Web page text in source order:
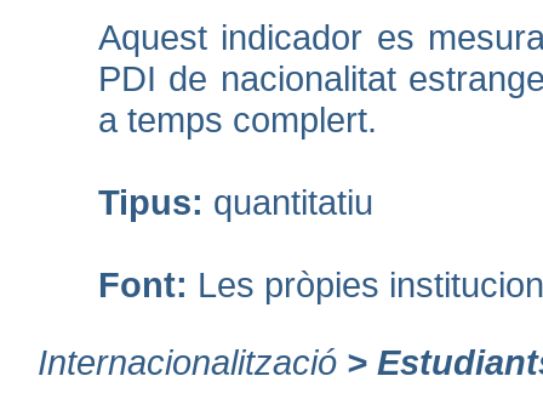
Aquest indicador es
PDI de nacionalitat
a temps complert.
Tipus: quantitatiu
Font: Les pròpies
Internacionalització >